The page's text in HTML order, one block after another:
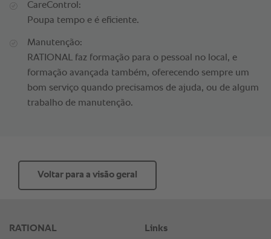
CareControl:
Poupa tempo e é eficiente.
Manutenção:
RATIONAL faz formação para o pessoal no local, e
formação avançada também, oferecendo sempre um
bom serviço quando precisamos de ajuda, ou de algum
trabalho de manutenção.
Voltar para a visão geral